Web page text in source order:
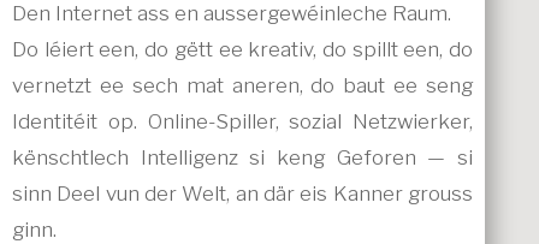
Den Internet ass en aussergewéinleche Raum.
Do léiert een, do gëtt ee kreativ, do spillt een, do
vernetzt ee sech mat aneren, do baut ee seng
Identitéit op. Online-Spiller, sozial Netzwierker,
kënschtlech Intelligenz si keng Geforen — si
sinn Deel vun der Welt, an där eis Kanner grouss
ginn.